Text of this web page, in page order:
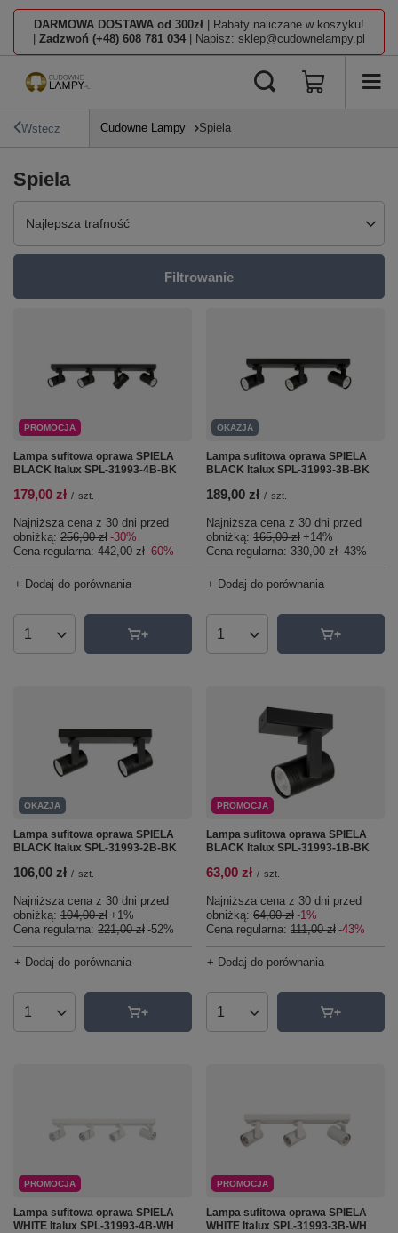
DARMOWA DOSTAWA od 300zł | Rabaty naliczane w koszyku!
Zadzwoń (+48) 608 781 034 | Napisz: sklep@cudownelampy.pl
Wstecz Cudowne Lampy Spiela
Spiela
Zmień sortowanie
Najlepsza trafność
Filtrowanie
PROMOCJA
Lampa sufitowa oprawa SPIELA
BLACK Italux SPL-31993-4B-BK
179,00 zł / szt.
Najniższa cena z 30 dni przed
obniżką: 256,00 zł -30%
Cena regularna: 442,00 zł -60%
+ Dodaj do porównania
Ilość produktów
OKAZJA
Lampa sufitowa oprawa SPIELA
BLACK Italux SPL-31993-3B-BK
189,00 zł / szt.
Najniższa cena z 30 dni przed
obniżką: 165,00 zł +14%
Cena regularna: 330,00 zł -43%
+ Dodaj do porównania
Ilość produktów
OKAZJA
Lampa sufitowa oprawa SPIELA
BLACK Italux SPL-31993-2B-BK
106,00 zł / szt.
Najniższa cena z 30 dni przed
obniżką: 104,00 zł +1%
Cena regularna: 221,00 zł -52%
+ Dodaj do porównania
Ilość produktów
PROMOCJA
Lampa sufitowa oprawa SPIELA
BLACK Italux SPL-31993-1B-BK
63,00 zł / szt.
Najniższa cena z 30 dni przed
obniżką: 64,00 zł -1%
Cena regularna: 111,00 zł -43%
+ Dodaj do porównania
Ilość produktów
PROMOCJA
Lampa sufitowa oprawa SPIELA
WHITE Italux SPL-31993-4B-WH
PROMOCJA
Lampa sufitowa oprawa SPIELA
WHITE Italux SPL-31993-3B-WH